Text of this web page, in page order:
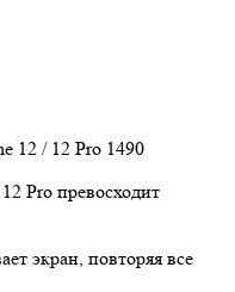
12 / 12 Pro 1490
Pro превосходит
экран, повторяя все